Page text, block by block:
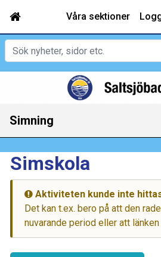
Våra sektioner
Simning
Simskola
Aktiviteten kunde inte
Det kan t.ex. bero på att den
nuvarande period eller att länken